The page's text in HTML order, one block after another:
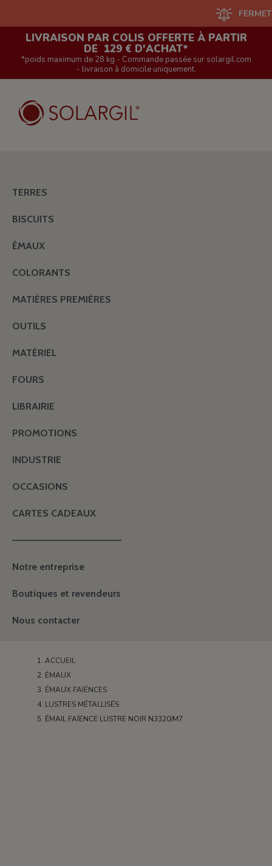
FERMETURE
LIVRAISON PAR COLIS OFFERTE À PARTIR
DE 129 € D'ACHAT*
*poids maximum de 28 kg - Commande passée sur solargil.com
- livraison à domicile uniquement.
TERRES
BISCUITS
ÉMAUX
COLORANTS
MATIÈRES PREMIÈRES
OUTILS
MATÉRIEL
FOURS
LIBRAIRIE
PROMOTIONS
INDUSTRIE
OCCASIONS
CARTES CADEAUX
———————————————
Notre entreprise
Boutiques et revendeurs
Nous contacter
ACCUEIL
ÉMAUX
ÉMAUX FAIËNCES
LUSTRES MÉTALLISÉS
ÉMAIL FAÏENCE LUSTRE NOIR N3320/M7